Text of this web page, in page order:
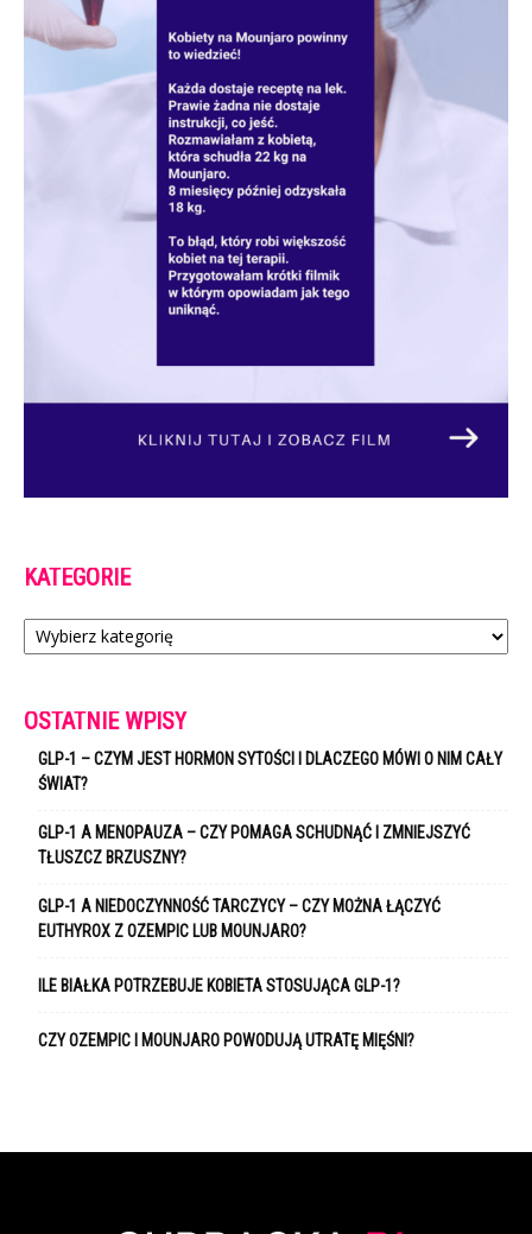
KATEGORIE
Kategorie
OSTATNIE WPISY
GLP-1 – CZYM JEST HORMON SYTOŚCI I DLACZEGO MÓWI O NIM CAŁY
ŚWIAT?
GLP-1 A MENOPAUZA – CZY POMAGA SCHUDNĄĆ I ZMNIEJSZYĆ
TŁUSZCZ BRZUSZNY?
GLP-1 A NIEDOCZYNNOŚĆ TARCZYCY – CZY MOŻNA ŁĄCZYĆ
EUTHYROX Z OZEMPIC LUB MOUNJARO?
ILE BIAŁKA POTRZEBUJE KOBIETA STOSUJĄCA GLP-1?
CZY OZEMPIC I MOUNJARO POWODUJĄ UTRATĘ MIĘŚNI?